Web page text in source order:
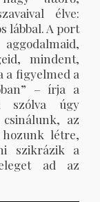
élve:
lábbal. A port
mindent,
a figyelmed a
– írja a
szólva úgy
az
létre,
szikrázik a
ad az